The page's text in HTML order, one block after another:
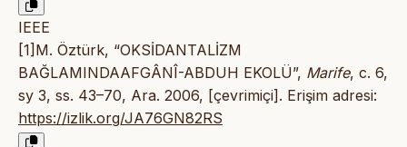
IEEE
[1]M. Öztürk, “OKSİDANTALİZM
BAĞLAMINDAAFGÂNÎ-ABDUH EKOLÜ”, Marife, c. 6,
sy 3, ss. 43–70, Ara. 2006, [çevrimiçi]. Erişim adresi:
https://izlik.org/JA76GN82RS